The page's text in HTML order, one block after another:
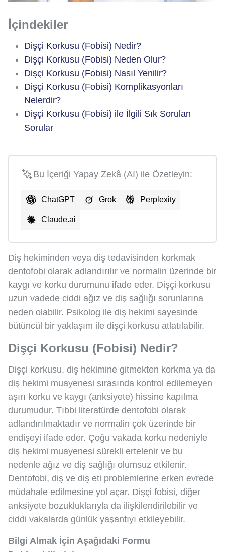
İçindekiler
Dişçi Korkusu (Fobisi) Nedir?
Dişçi Korkusu (Fobisi) Neden Olur?
Dişçi Korkusu (Fobisi) Nasıl Yenilir?
Dişçi Korkusu (Fobisi) Komplikasyonları
Nelerdir?
Dişçi Korkusu (Fobisi) ile İlgili Sık Sorulan
Sorular
Bu İçeriği Yapay Zekâ (AI) ile Özetleyin:
ChatGPT Grok Perplexity
Claude.ai
Diş hekiminden veya diş tedavisinden korkmak
dentofobi olarak adlandırılır ve normalin üzerinde bir
kaygı ve korku durumunu ifade eder. Dişçi korkusu
uzun vadede ciddi ağız ve diş sağlığı sorunlarına
neden olabilir. Psikolog ile diş hekimi sayesinde
bütüncül bir yaklaşım ile dişçi korkusu atlatılabilir.
Dişçi Korkusu (Fobisi) Nedir?
Dişçi korkusu, diş hekimine gitmekten korkma ya da
diş hekimi muayenesi sırasında kontrol edilemeyen
aşırı korku ve kaygı (anksiyete) hissine kapılma
durumudur. Tıbbi literatürde dentofobi olarak
adlandırılmaktadır ve normalin çok üzerinde bir
endişeyi ifade eder. Çoğu vakada korku nedeniyle
diş hekimi muayenesi sürekli ertelenir ve bu
nedenle ağız ve diş sağlığı olumsuz etkilenir.
Dentofobi, diş ve diş eti problemlerine erken evrede
müdahale edilmesine yol açar. Dişçi fobisi, diğer
anksiyete bozukluklarıyla da ilişkilendirilebilir ve
ciddi vakalarda günlük yaşantıyı etkileyebilir.
Bilgi Almak İçin Aşağıdaki Formu